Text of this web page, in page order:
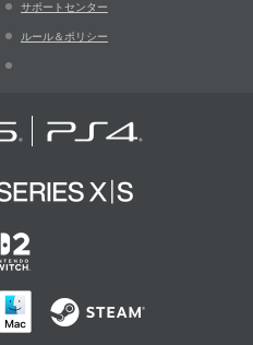
サポートセンター
ルール＆ポリシー